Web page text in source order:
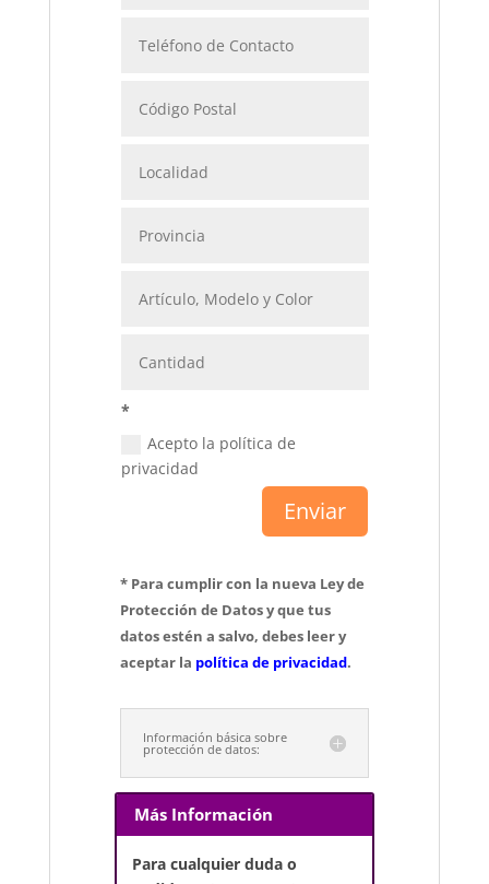
*
Acepto la política de
privacidad
Enviar
* Para cumplir con la nueva Ley de
Protección de Datos y que tus
datos estén a salvo, debes leer y
aceptar la política de privacidad.
Información básica sobre
protección de datos:
Más Información
Para cualquier duda o